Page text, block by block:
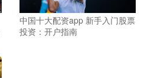
中国十大配资app 新手入门股票
投资：开户指南